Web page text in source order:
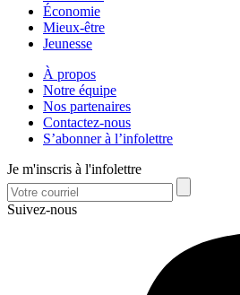
Économie
Mieux-être
Jeunesse
À propos
Notre équipe
Nos partenaires
Contactez-nous
S’abonner à l’infolettre
Je m'inscris à l'infolettre
Suivez-nous